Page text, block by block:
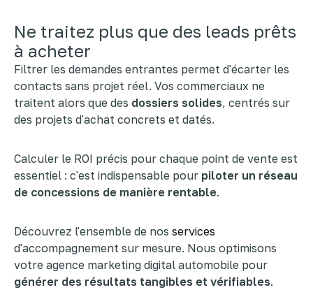
Ne traitez plus que des leads prêts
à acheter
Filtrer les demandes entrantes permet d'écarter les
contacts sans projet réel. Vos commerciaux ne
traitent alors que des dossiers solides, centrés sur
des projets d'achat concrets et datés.
Calculer le ROI précis pour chaque point de vente est
essentiel : c'est indispensable pour piloter un réseau
de concessions de manière rentable.
Découvrez l'ensemble de nos services
d'accompagnement sur mesure. Nous optimisons
votre agence marketing digital automobile pour
générer des résultats tangibles et vérifiables.